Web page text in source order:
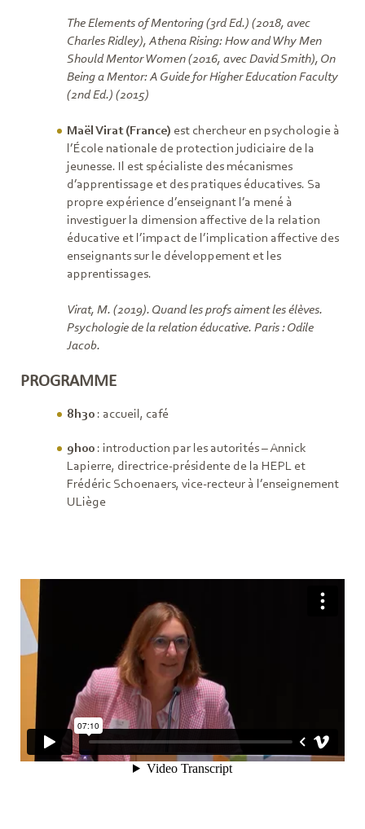
The Elements of Mentoring (3rd Ed.) (2018, avec
Charles Ridley), Athena Rising: How and Why Men
Should Mentor Women (2016, avec David Smith), On
Being a Mentor: A Guide for Higher Education Faculty
(2nd Ed.) (2015)
Maël Virat (France) est chercheur en psychologie à
l’École nationale de protection judiciaire de la
jeunesse. Il est spécialiste des mécanismes
d’apprentissage et des pratiques éducatives. Sa
propre expérience d’enseignant l’a mené à
investiguer la dimension affective de la relation
éducative et l’impact de l’implication affective des
enseignants sur le développement et les
apprentissages.
Virat, M. (2019). Quand les profs aiment les élèves.
Psychologie de la relation éducative. Paris : Odile
Jacob.
P ROGRAMME
8h30: accueil, café
9h00: introduction par les autorités – Annick
Lapierre, directrice-présidente de la HEPL et
Frédéric Schoenaers, vice-recteur à l’enseignement
ULiège